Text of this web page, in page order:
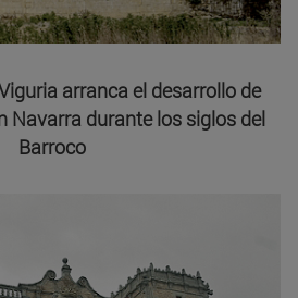
arranca el desarrollo de
Navarra durante los siglos del
Barroco